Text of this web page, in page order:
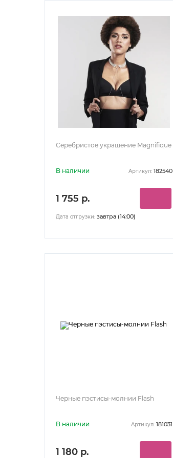
Серебристое украшение Magnifique
В наличии Артикул: 182540
1 755 р.
Дата отгрузки: завтра (14:00)
Черные пэстисы-молнии Flash
В наличии Артикул: 181031
1 180 р.